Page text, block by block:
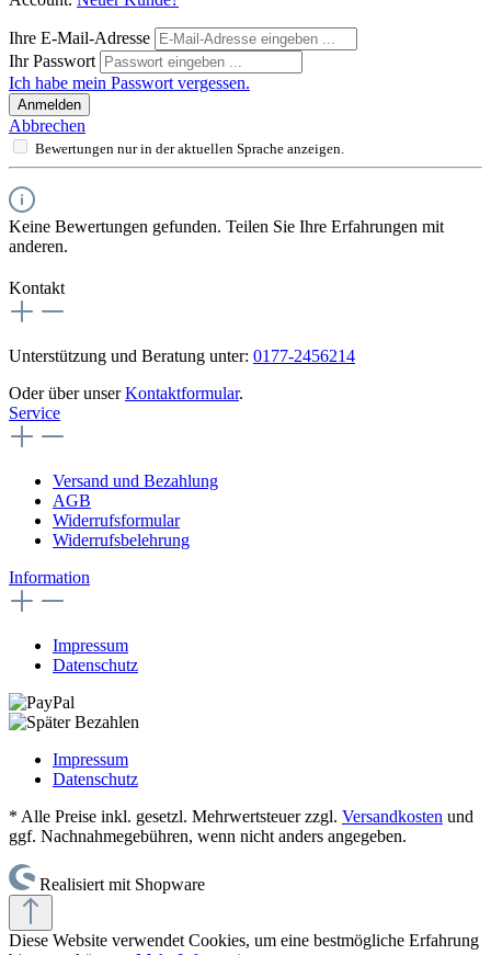
Ihre E-Mail-Adresse
Ihr Passwort
Ich habe mein Passwort vergessen.
Anmelden
Abbrechen
Bewertungen nur in der aktuellen Sprache anzeigen.
Keine Bewertungen gefunden. Teilen Sie Ihre Erfahrungen mit
anderen.
Kontakt
Unterstützung und Beratung unter: 0177-2456214
Oder über unserKontaktformular.
Service
Versand und Bezahlung
AGB
Widerrufsformular
Widerrufsbelehrung
Information
Impressum
Datenschutz
Impressum
Datenschutz
* Alle Preise inkl. gesetzl. Mehrwertsteuer zzgl. Versandkosten und
ggf. Nachnahmegebühren, wenn nicht anders angegeben.
Realisiert mit Shopware
Diese Website verwendet Cookies, um eine bestmögliche Erfahrung